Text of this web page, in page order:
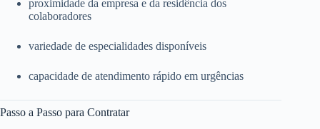
proximidade da empresa e da residência dos
colaboradores
variedade de especialidades disponíveis
capacidade de atendimento rápido em urgências
Passo a Passo para Contratar